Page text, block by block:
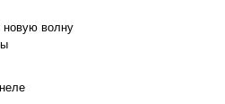
новую волну